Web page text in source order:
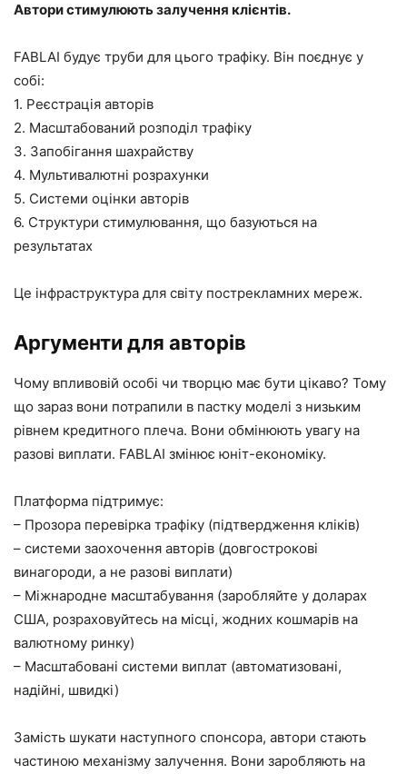
Автори стимулюють залучення клієнтів.
FABLAI будує труби для цього трафіку. Він поєднує у
собі:
1. Реєстрація авторів
2. Масштабований розподіл трафіку
3. Запобігання шахрайству
4. Мультивалютні розрахунки
5. Системи оцінки авторів
6. Структури стимулювання, що базуються на
результатах
Це інфраструктура для світу пострекламних мереж.
Аргументи для авторів
Чому впливовій особі чи творцю має бути цікаво? Тому
що зараз вони потрапили в пастку моделі з низьким
рівнем кредитного плеча. Вони обмінюють увагу на
разові виплати. FABLAI змінює юніт-економіку.
Платформа підтримує:
– Прозора перевірка трафіку (підтвердження кліків)
– системи заохочення авторів (довгострокові
винагороди, а не разові виплати)
– Міжнародне масштабування (заробляйте у доларах
США, розраховуйтесь на місці, жодних кошмарів на
валютному ринку)
– Масштабовані системи виплат (автоматизовані,
надійні, швидкі)
Замість шукати наступного спонсора, автори стають
частиною механізму залучення. Вони заробляють на